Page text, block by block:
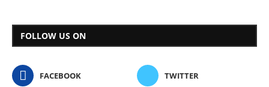
FOLLOW US ON
FACEBOOK TWITTER